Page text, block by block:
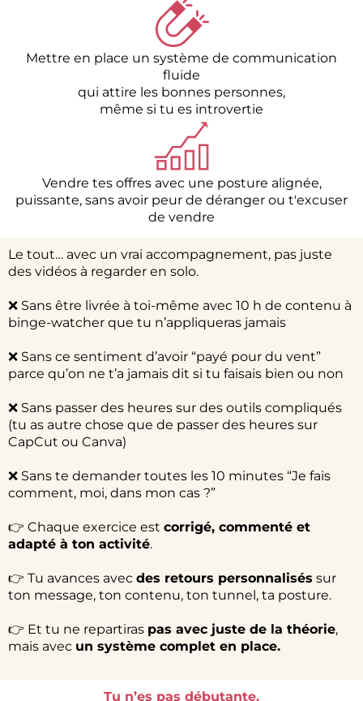
Mettre en place un système de communication
fluide
qui attire les bonnes personnes,
même si tu es introvertie
Vendre tes offres avec une posture alignée,
puissante, sans avoir peur de déranger ou t'excuser
de vendre
Le tout… avec un vrai accompagnement, pas juste
des vidéos à regarder en solo.
❌ Sans être livrée à toi-même avec 10 h de contenu à
binge-watcher que tu n’appliqueras jamais
❌ Sans ce sentiment d’avoir “payé pour du vent”
parce qu’on ne t’a jamais dit si tu faisais bien ou non
❌ Sans passer des heures sur des outils compliqués
(tu as autre chose que de passer des heures sur
CapCut ou Canva)
❌ Sans te demander toutes les 10 minutes “Je fais
comment, moi, dans mon cas ?”
👉 Chaque exercice est corrigé, commenté et
adapté à ton activité.
👉 Tu avances avec des retours personnalisés sur
ton message, ton contenu, ton tunnel, ta posture.
👉 Et tu ne repartiras pas avec juste de la théorie,
mais avec un système complet en place.
Tu n’es pas débutante.